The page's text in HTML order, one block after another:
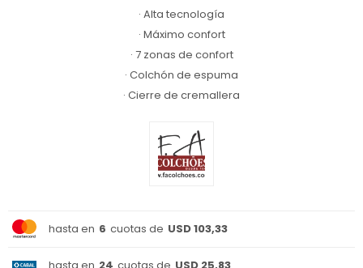
· Alta tecnología
· Máximo confort
· 7 zonas de confort
· Colchón de espuma
· Cierre de cremallera
hasta en 6 cuotas de USD 103,33